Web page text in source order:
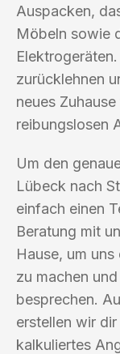
Auspacken,
Möbeln sowie
zurücklehnen
neues
reibungslosen
Um den
Lübeck nach
einfach einen
Beratung mit
Hause, um
zu machen
besprechen.
erstellen wir
kalkuliertes